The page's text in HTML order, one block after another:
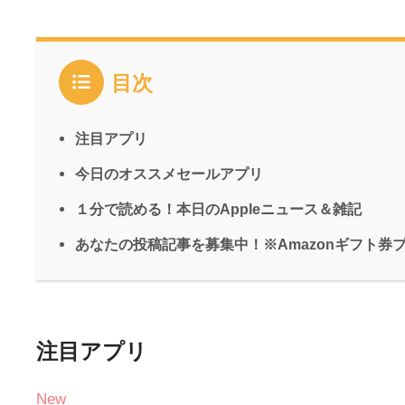
目次
注目アプリ
今日のオススメセールアプリ
１分で読める！本日のAppleニュース＆雑記
あなたの投稿記事を募集中！※Amazonギフト券
注目アプリ
New